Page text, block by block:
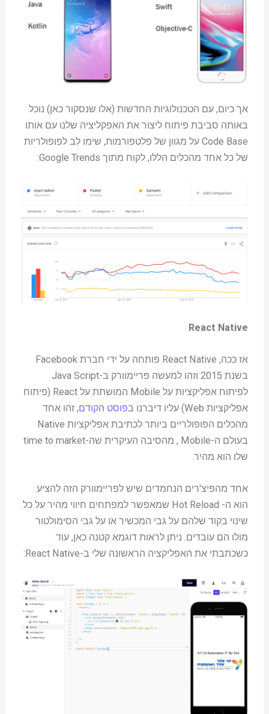
אך כיום, עם הטכנולוגיות החדשות (אלו שנסקור כאן) נוכל
באותה סביבת פיתוח ליצור את האפקליציה שלנו עם אותו
Code Base על מגוון של פלטפורמות, שימו לב לפופולריות
של כל אחד מהכלים הללו, לקוח מתוך Google Trends:
React Native
אז ככה, React Native פותחה על ידי חברת Facebook
בשנת 2015 וזהו למעשה פריימוורק ב-Java Script
לפיתוח אפליקציות על Mobile המושתת על React (פיתוח
אפליקציות Web) עליו דיברנו ב
פוסט הקודם, זהו אחד
מהכלים הפופולריים ביותר לכתיבת אפליקציות Native
בעולם ה-Mobile , מהסיבה העיקרית שה-time to market
שלו הוא מהיר.
אחד מהפיצ'רים הנחמדים שיש לפריימוורק הזה להציע
הוא ה- Hot Reload שמאפשר למפתחים חיווי מהיר על כל
שינוי בקוד שלהם על גבי המכשיר או על גבי הסימולטור
מולו הם עובדים. ניתן לראות דוגמא קטנה כאן, עוד
כשכתבתי את האפליקציה הראשונה שלי ב-React Native: